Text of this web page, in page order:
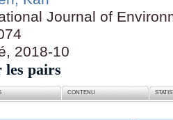
Journal of
2018-10
pairs
CONTENU